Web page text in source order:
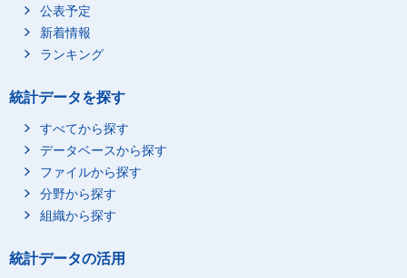
公表予定
新着情報
ランキング
統計データを探す
すべてから探す
データベースから探す
ファイルから探す
分野から探す
組織から探す
統計データの活用